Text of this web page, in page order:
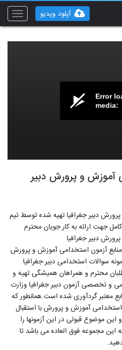
Toggle
آپلود ویدیو
Error
media:
آموزش و پرورش دبیر
دبیر جغرافیا تهیه شده توسط تیم
جهت ارائه به کار جویان محترم
دبیر جغرافیا
آزمون استخدامی آموزش و پرورش
سوالات استخدامی دبیر جغرافیا
محترم و همراهان همیشگی تهیه و
و تخصصی آزمون دبیر جغرافیا وزارت
معتبر گردآوری شده است.همانطور که
آموزش و پرورش با استقبال
موضوع قبولی در این آزمونها را
این مجموعه فوق العاده می باشد تا